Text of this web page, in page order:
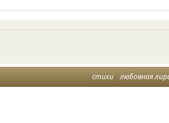
стихи любовная